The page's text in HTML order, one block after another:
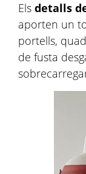
Els detalls
aporten un
portells,
de fusta